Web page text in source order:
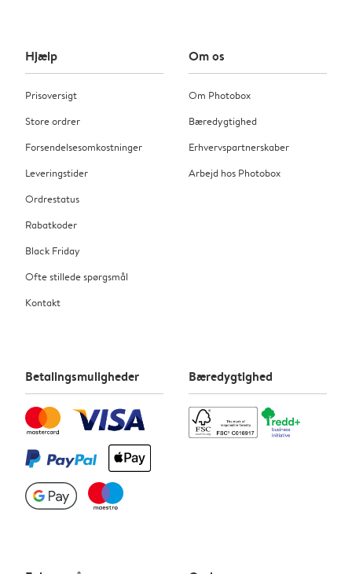
Hjælp
Prisoversigt
Store ordrer
Forsendelsesomkostninger
Leveringstider
Ordrestatus
Rabatkoder
Black Friday
Ofte stillede spørgsmål
Kontakt
Om os
Om Photobox
Bæredygtighed
Erhvervspartnerskaber
Arbejd hos Photobox
Betalingsmuligheder Bæredygtighed